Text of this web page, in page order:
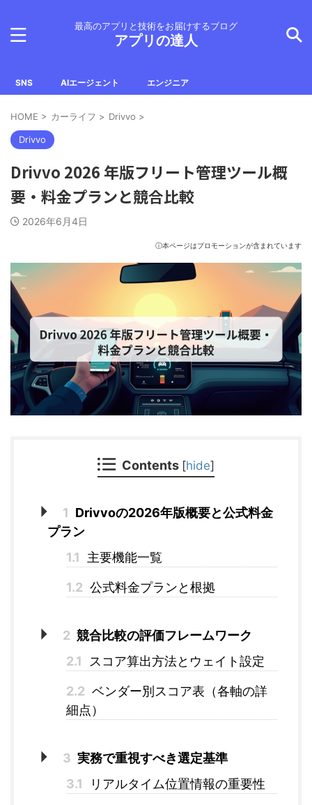
最高のアプリと技術をお届けするブログ
アプリの達人
SNS AIエージェント エンジニア
HOME > カーライフ > Drivvo >
Drivvo
Drivvo 2026 年版フリート管理ツール概
要・料金プランと競合比較
2026年6月4日
ⓘ本ページはプロモーションが含まれています
Contents [hide]
1 Drivvoの2026年版概要と公式料金
プラン
1.1
主要機能一覧
1.2 公式料金プランと根拠
2 競合比較の評価フレームワーク
2.1
スコア算出方法とウェイト設定
2.2 ベンダー別スコア表（各軸の詳
細点）
3 実務で重視すべき選定基準
3.1
リアルタイム位置情報の重要性